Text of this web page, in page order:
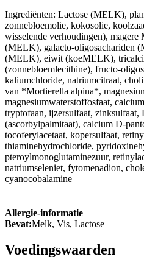
Ingrediënten: Lactose (MELK),
zonnebloemolie, kokosolie,
wisselende verhoudingen),
(MELK), galacto-oligosachariden
(MELK), eiwit (koeMELK),
(zonnebloemlecithine), fructo-
kaliumchloride, natriumcitraat,
van *Mortierella alpina*,
magnesiumwaterstoffosfaat,
tryptofaan, ijzersulfaat, zinksulfaat,
(ascorbylpalmitaat), calcium D-
tocoferylacetaat, kopersulfaat,
thiaminehydrochloride,
pteroylmonoglutaminezuur,
natriumseleniet, fytomenadion,
cyanocobalamine
Allergie-informatie
Bevat:Melk, Vis, Lactose
Voedingswaarden